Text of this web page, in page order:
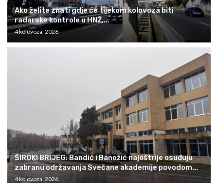
Ako želite znati gdje će tijekom kolovoza biti
radarske kontrole u HNŽ,...
4 kolovoza, 2026
ŠIROKI BRIJEG: Bandić i Banožić najoštrije osuđuju
zabranu održavanja Svečane akademije povodom...
4 kolovoza, 2026